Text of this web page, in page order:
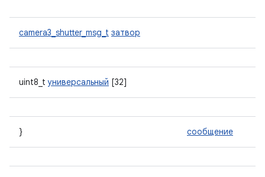
camera3_shutter_msg_t затвор
uint8_tуниверсальный [32]
} сообщение